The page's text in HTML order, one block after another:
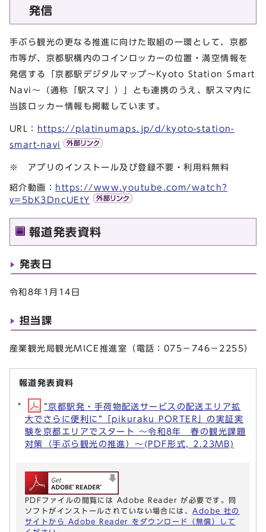
発信
手ぶら観光の更なる推進に向けた取組の一環として、京都
市等が、京都駅構内のコインロッカーの位置・満空情報を
発信する「京都駅デジタルマップ～Kyoto Station Smart
Navi～（通称「駅スマ」）」とも連携のうえ、駅スマ内に
当該ロッカー情報も掲載しています。
URL： https://platinumaps.jp/d/kyoto-station-
smart-navi
※ アプリのインストール及び登録不要・利用料無料
紹介動画： https://www.youtube.com/watch?
v=5bK3DncUEtY
報道発表資料
発表日
令和8年1月14日
担当課
産業観光局観光MICE推進室（電話：075－746－2255）
報道発表資料
“京都駅発・手荷物配送サービスの配送エリア拡
大でさらに便利に”「pikuraku PORTER」の実証実
験を京都エリアでスタート ～令和8年 春の観光課題
対策（手ぶら観光の推進）～(PDF形式, 2.23MB)
PDFファイルの閲覧には Adobe Reader が必要です。同
ソフトがインストールされていない場合には、 Adobe 社の
サイトから Adobe Reader をダウンロード（無償）して